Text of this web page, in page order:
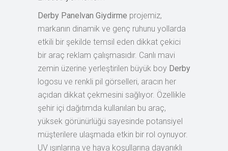
Derby Panelvan Giydirme projemiz,
markanın dinamik ve genç ruhunu yollarda
etkili bir şekilde temsil eden dikkat çekici
bir araç reklam çalışmasıdır. Canlı mavi
zemin üzerine yerleştirilen büyük boy Derby
logosu ve renkli pil görselleri, aracın her
açıdan dikkat çekmesini sağlıyor. Özellikle
şehir içi dağıtımda kullanılan bu araç,
yüksek görünürlüğü sayesinde potansiyel
müşterilere ulaşmada etkin bir rol oynuyor.
UV ışınlarına ve hava koşullarına dayanıklı